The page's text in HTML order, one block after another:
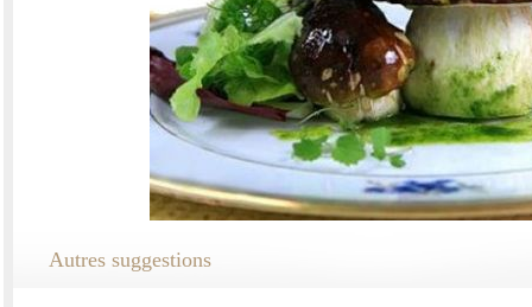
Autres suggestions